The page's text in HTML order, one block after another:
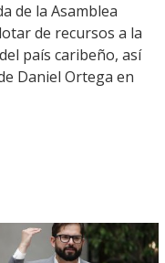
de la Asamblea
de recursos a la
país caribeño, así
Daniel Ortega en